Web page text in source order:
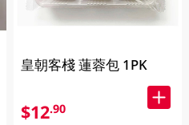
皇朝客棧 蓮蓉包 1PK
$12.90